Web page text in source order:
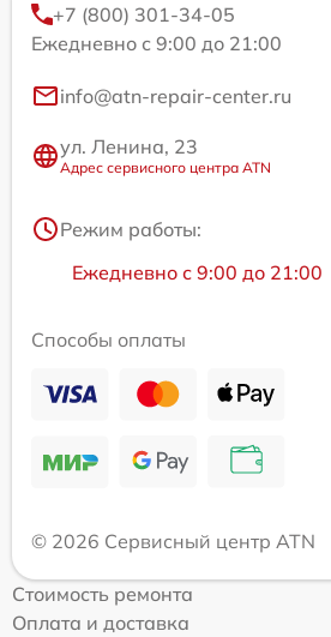
+7 (800) 301-34-05
Ежедневно с 9:00 до 21:00
info@atn-repair-center.ru
ул. Ленина, 23
Адрес сервисного центра ATN
Режим работы:
Ежедневно с 9:00 до 21:00
Способы оплаты
© 2026 Сервисный центр ATN
Стоимость ремонта
Оплата и доставка